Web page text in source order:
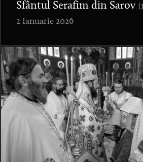
Sfântul Serafim din Sarov
2 Ianuarie 2026